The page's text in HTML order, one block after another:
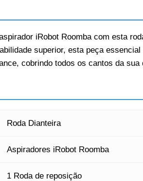
iRobot Roomba com esta
superior, esta peça
cobrindo todos os cantos da
Roda Dianteira
Aspiradores iRobot Roomba
1 Roda de reposição